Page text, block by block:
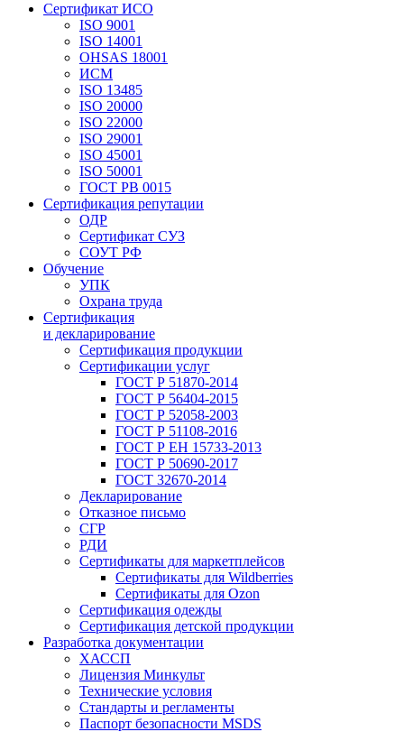
Сертификат ИСО
ISO 9001
ISO 14001
OHSAS 18001
ИСМ
ISO 13485
ISO 20000
ISO 22000
ISO 29001
ISO 45001
ISO 50001
ГОСТ РВ 0015
Сертификация репутации
ОДР
Сертификат СУЗ
СОУТ РФ
Обучение
УПК
Охрана труда
Сертификация
и декларирование
Сертификация продукции
Сертификации услуг
ГОСТ Р 51870-2014
ГОСТ Р 56404-2015
ГОСТ Р 52058-2003
ГОСТ Р 51108-2016
ГОСТ Р ЕН 15733-2013
ГОСТ Р 50690-2017
ГОСТ 32670-2014
Декларирование
Отказное письмо
СГР
РДИ
Сертификаты для маркетплейсов
Сертификаты для Wildberries
Сертификаты для Ozon
Сертификация одежды
Сертификация детской продукции
Разработка документации
ХАССП
Лицензия Минкульт
Технические условия
Стандарты и регламенты
Паспорт безопасности MSDS